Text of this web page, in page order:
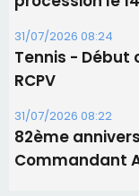
31/07/2026 08:24
Tennis - Début
RCPV
31/07/2026 08:22
82ème
Commandant